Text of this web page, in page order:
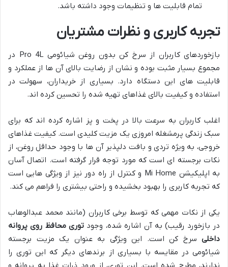
تمام قابلیت ها و تنظیمات وجود داشته باشد.
تجربه کاربری و نظرات مشتریان
بازخوردهای کاربران از سرخ کن بدون روغن شیائومی Pro 4L در
مجموع بسیار مثبت بوده و نشان از رضایت بالای آن ها از عملکرد و
قابلیت های این دستگاه دارد. بسیاری از خریداران، سهولت در
استفاده و کیفیت بالای غذاهای تهیه شده را تحسین کرده اند.
اغلب کاربران به سرعت بالا در پخت و پز اشاره کرده اند که برای
سبک زندگی پرمشغله امروزی یک مزیت کلیدی است. کیفیت غذاهای
خروجی، به ویژه تردی و بافت دلپذیر آن ها با وجود حداقل روغن، از
نکات برجسته ای است که مورد توجه قرار گرفته است. اتصال آسان
به اپلیکیشن Mi Home و کنترل از راه دور نیز از ویژگی هایی است
که تجربه کاربری را بهبود بخشیده و راحتی بیشتری را فراهم می کند.
یکی از نکات مهمی که توسط برخی کاربران (مانند محمد عبدالوهاب
در بازخورد رقیب) به آن اشاره شده، وجود توری محافظ روی پروانه
داخلی سرخ کن است. این ویژگی به عنوان یک مزیت برجسته
شیائومی در مقایسه با بسیاری از برندهای دیگر که این توری را